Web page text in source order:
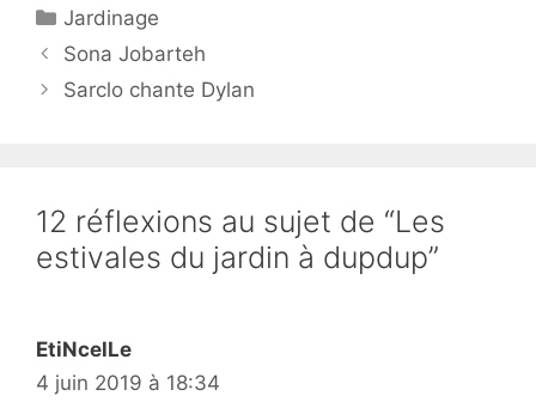
Catégories
Jardinage
Sona Jobarteh
Sarclo chante Dylan
12 réflexions au sujet de “Les
estivales du jardin à dupdup”
EtiNcelLe
4 juin 2019 à 18:34